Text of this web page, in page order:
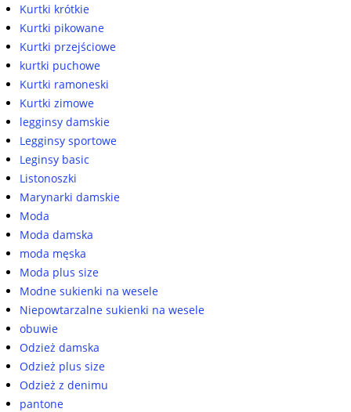
Kurtki krótkie
Kurtki pikowane
Kurtki przejściowe
kurtki puchowe
Kurtki ramoneski
Kurtki zimowe
legginsy damskie
Legginsy sportowe
Leginsy basic
Listonoszki
Marynarki damskie
Moda
Moda damska
moda męska
Moda plus size
Modne sukienki na wesele
Niepowtarzalne sukienki na wesele
obuwie
Odzież damska
Odzież plus size
Odzież z denimu
pantone